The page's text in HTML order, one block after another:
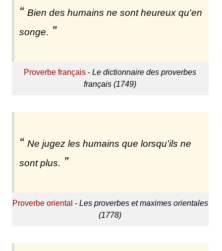
Bien des humains ne sont heureux qu'en
songe.
Proverbe français -Le dictionnaire des proverbes
français (1749)
Ne jugez les humains que lorsqu'ils ne
sont plus.
Proverbe oriental - Les proverbes et maximes orientales
(1778)